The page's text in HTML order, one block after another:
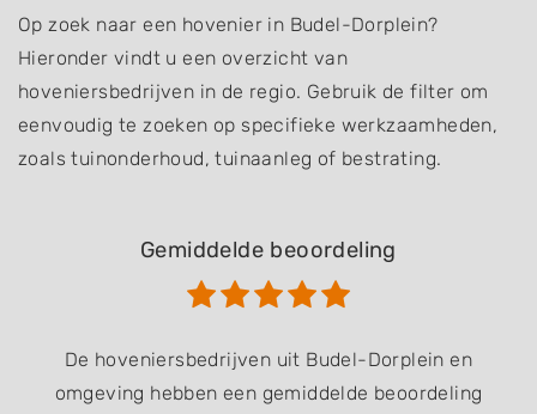
Op zoek naar een hovenier in Budel-Dorplein?
Hieronder vindt u een overzicht van
hoveniersbedrijven in de regio. Gebruik de filter om
eenvoudig te zoeken op specifieke werkzaamheden,
zoals tuinonderhoud, tuinaanleg of bestrating.
Gemiddelde beoordeling
De hoveniersbedrijven uit Budel-Dorplein en
omgeving hebben een gemiddelde beoordeling